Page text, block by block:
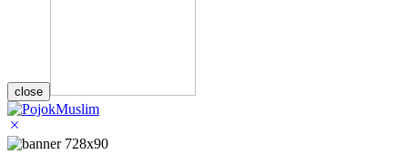
close